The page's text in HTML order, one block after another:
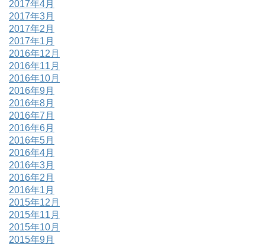
2017年4月
2017年3月
2017年2月
2017年1月
2016年12月
2016年11月
2016年10月
2016年9月
2016年8月
2016年7月
2016年6月
2016年5月
2016年4月
2016年3月
2016年2月
2016年1月
2015年12月
2015年11月
2015年10月
2015年9月